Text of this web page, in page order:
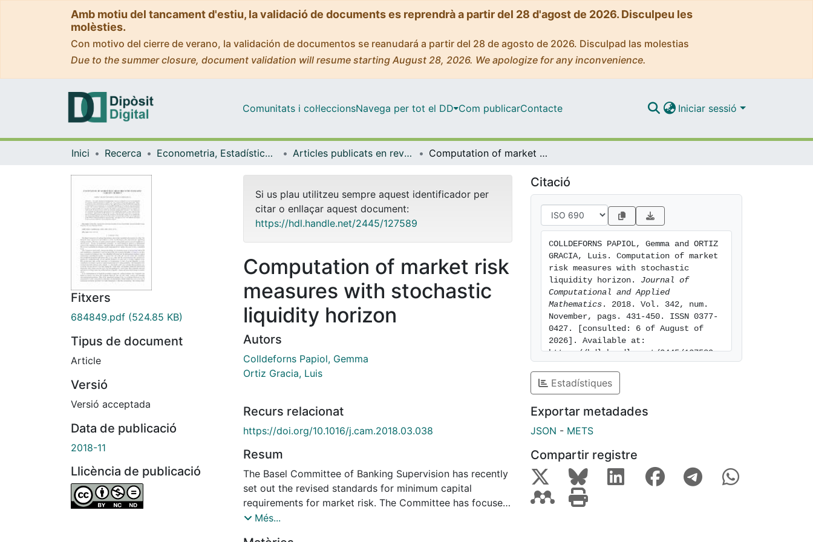
Amb motiu del tancament d'estiu, la validació de documents es reprendrà a partir del 28 d'agost de 2026. Disculpeu les
molèsties.
Con motivo del cierre de verano, la validación de documentos se reanudará a partir del 28 de agosto de 2026. Disculpad las molestias
Due to the summer closure, document validation will resume starting August 28, 2026. We apologize for any inconvenience.
Comunitats i col·leccionsNavega per tot el DD Com publicarContacte Iniciar sessió
Inici Recerca Econometria, Estadística i Economia Aplicada Articles publicats en revistes (Econometria, Estadística i Economia Aplicada) Computation of market risk measures with stochastic liquidity horizon
Fitxers
684849.pdf (524.85 KB)
Tipus de document
Article
Versió
Versió acceptada
Data de publicació
2018-11
Llicència de publicació
Si us plau utilitzeu sempre aquest identificador per
citar o enllaçar aquest document:
https://hdl.handle.net/2445/127589
Computation of market risk
measures with stochastic
liquidity horizon
Autors
Colldeforns Papiol, Gemma
Ortiz Gracia, Luis
Recurs relacionat
https://doi.org/10.1016/j.cam.2018.03.038
Resum
The Basel Committee of Banking Supervision has recently
set out the revised standards for minimum capital
requirements for market risk. The Committee has focused,
among other things, on the two key areas of moving from
Més...
Citació
COLLDEFORNS PAPIOL, Gemma and ORTIZ
GRACIA, Luis. Computation of market
risk measures with stochastic
liquidity horizon. Journal of
Computational and Applied
Mathematics . 2018. Vol. 342, num.
November, pags. 431-450. ISSN 0377-
0427. [consulted: 6 of August of
2026]. Available at:
https://hdl.handle.net/2445/127589
Estadístiques
Exportar metadades
JSON - METS
Compartir registre